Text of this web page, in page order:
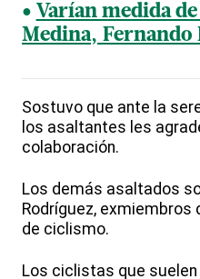
Varían medida
Medina, Fernando
Sostuvo que ante la
los asaltantes les
colaboración.
Los demás asaltados
Rodríguez, exmiembros
de ciclismo.
Los ciclistas que